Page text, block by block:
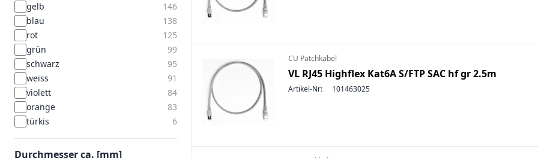
gelb
146
blau
138
rot
125
grün
99
schwarz
95
weiss
91
violett
84
orange
83
türkis
6
Durchmesser ca. [mm]
CU Patchkabel
VL RJ45 Highflex Kat6A S/FTP SAC hf gr 2.5m
Artikel-Nr: 101463025